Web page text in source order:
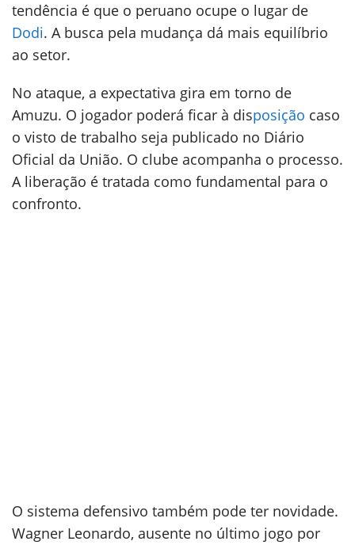
tendência é que o peruano ocupe o lugar de
Dodi. A busca pela mudança dá mais equilíbrio
ao setor.
No ataque, a expectativa gira em torno de
Amuzu. O jogador poderá ficar à disposição caso
o visto de trabalho seja publicado no Diário
Oficial da União. O clube acompanha o processo.
A liberação é tratada como fundamental para o
confronto.
O sistema defensivo também pode ter novidade.
Wagner Leonardo, ausente no último jogo por